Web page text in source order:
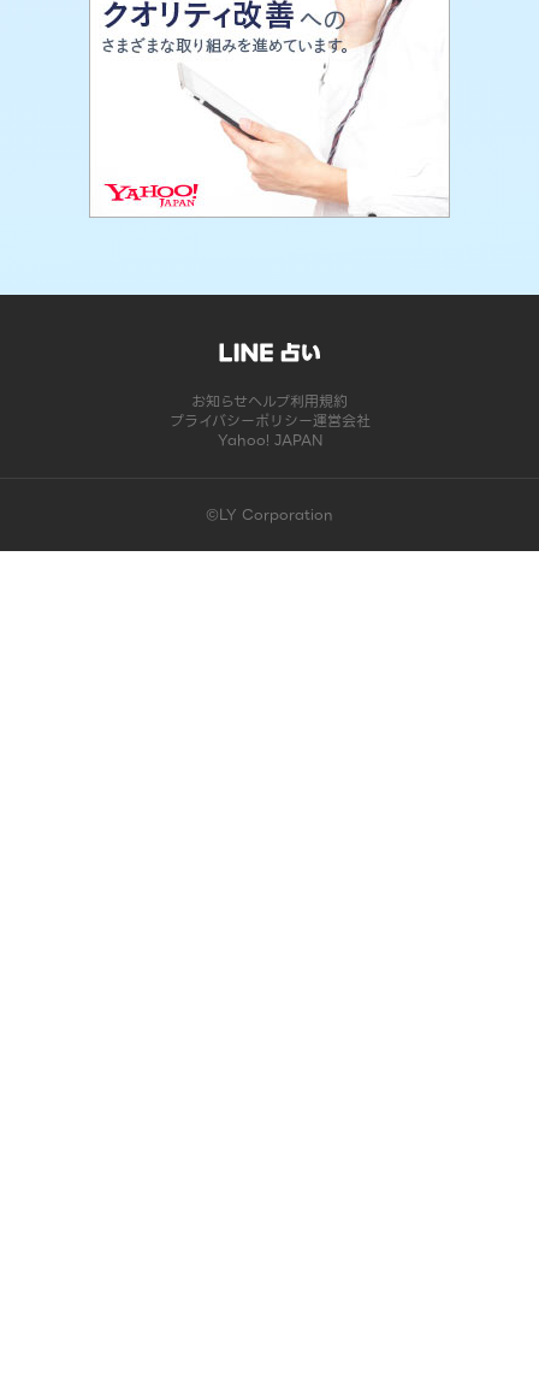
お知らせヘルプ利用規約
プライバシーポリシー運営会社
Yahoo! JAPAN
©LY Corporation
このコンテンツは掲載が終了しました | LINE占い